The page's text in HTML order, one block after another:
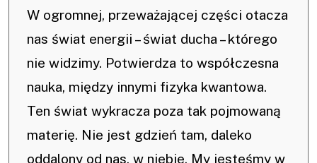
W ogromnej, przeważającej części otacza
nas świat energii – świat ducha – którego
nie widzimy. Potwierdza to współczesna
nauka, między innymi fizyka kwantowa.
Ten świat wykracza poza tak pojmowaną
materię. Nie jest gdzień tam, daleko
oddalony od nas, w niebie. My jesteśmy w